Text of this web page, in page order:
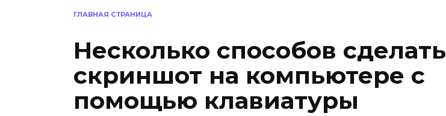
ГЛАВНАЯ СТРАНИЦА
Несколько способов сделать
скриншот на компьютере с
помощью клавиатуры